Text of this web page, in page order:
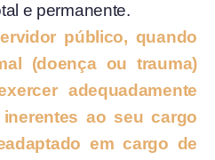
e permanente.
público, quando
(doença ou trauma)
adequadamente
ao seu cargo
em cargo de